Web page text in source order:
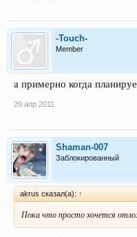
-Touch-
Member
а примерно когда
20 апр 2011
Shaman-007
Заблокированный
akrus сказал(а): ↑
Пока что просто хочется